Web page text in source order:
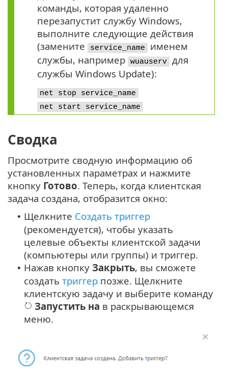
команды, которая удаленно
перезапустит службу Windows,
выполните следующие действия
(замените
service_name
именем
службы, например
wuauserv
для
службы Windows Update):
net stop service_name
net start service_name
Сводка
Просмотрите сводную информацию об
установленных параметрах и нажмите
кнопку Готово. Теперь, когда клиентская
задача создана, отобразится окно:
• Щелкните Создать триггер
(рекомендуется), чтобы указать
целевые объекты клиентской задачи
(компьютеры или группы) и триггер.
• Нажав кнопку Закрыть, вы сможете
создать триггер позже. Щелкните
клиентскую задачу и выберите команду
Запустить на в раскрывающемся
меню.